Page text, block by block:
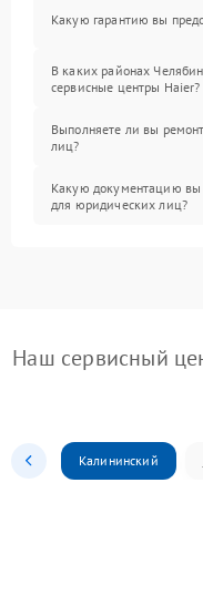
Какую гарантию вы
В каких районах
сервисные центры Haier?
Выполняете ли вы
лиц?
Какую документацию вы
для юридических лиц?
Наш сервисный
Калининский